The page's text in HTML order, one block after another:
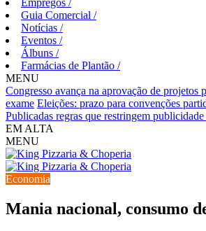
Empregos /
Guia Comercial /
Notícias /
Eventos /
Álbuns /
Farmácias de Plantão /
MENU
Congresso avança na aprovação de projetos
exame Eleições: prazo para convenções
Publicadas regras que restringem
EM ALTA
MENU
Economia
Mania nacional, consumo